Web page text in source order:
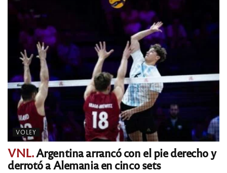
VOLEY
VNL.Argentina arrancó con el pie derecho y
derrotó a Alemania en cinco sets